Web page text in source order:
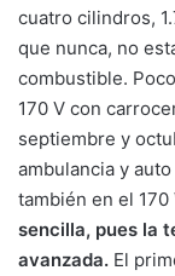
cuatro cilindros,
que nunca, no
combustible.
170 V con
septiembre y
ambulancia y
también en el 170
sencilla, pues la
avanzada. El